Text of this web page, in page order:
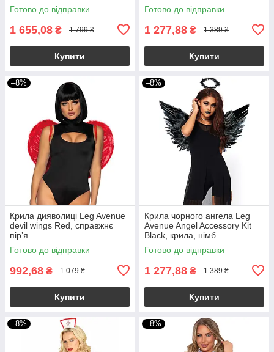
Готово до відправки
1 655,08 ₴ 1 799 ₴
Купити
Готово до відправки
1 277,88 ₴ 1 389 ₴
Купити
–8%
Крила дияволиці Leg Avenue
devil wings Red, справжнє
пір’я
Готово до відправки
992,68 ₴ 1 079 ₴
Купити
–8%
Крила чорного ангела Leg
Avenue Angel Accessory Kit
Black, крила, німб
Готово до відправки
1 277,88 ₴ 1 389 ₴
Купити
–8% –8%